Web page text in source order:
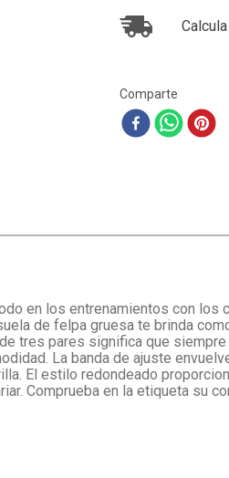
Comparte
en los entrenamientos con
de felpa gruesa te brinda
tres pares significa que
La banda de ajuste
El estilo redondeado
Comprueba en la etiqueta su